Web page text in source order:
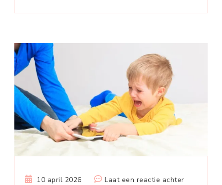
10 april 2026 Laat een reactie achterop